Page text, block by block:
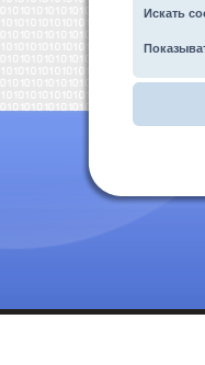
Искать